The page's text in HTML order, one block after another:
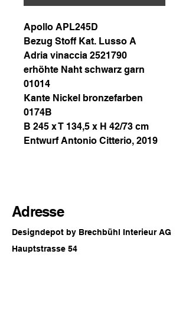
Apollo APL245D
Bezug Stoff Kat. Lusso A
Adria vinaccia 2521790
erhöhte Naht schwarz garn
01014
Kante Nickel bronzefarben
0174B
B 245 x T 134,5 x H 42/73 cm
Entwurf Antonio Citterio, 2019
Adresse
Designdepot by Brechbühl Interieur AG
Hauptstrasse 54